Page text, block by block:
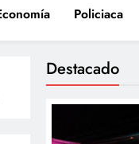
Policiaca
Destacado